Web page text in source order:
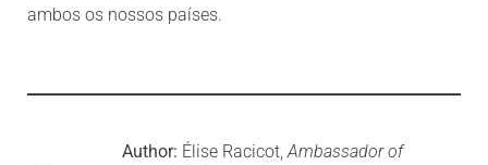
ambos os nossos países.
Author: Élise Racicot, Ambassador of